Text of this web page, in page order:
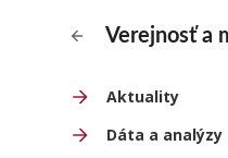
Verejnosť a
Aktuality
Dáta a analýzy